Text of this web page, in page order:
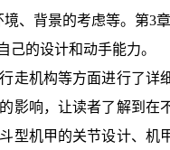
、背景的考虑等。第3
己的设计和动手能力。
机构等方面进行了详
影响，让读者了解到
型机甲的关节设计、